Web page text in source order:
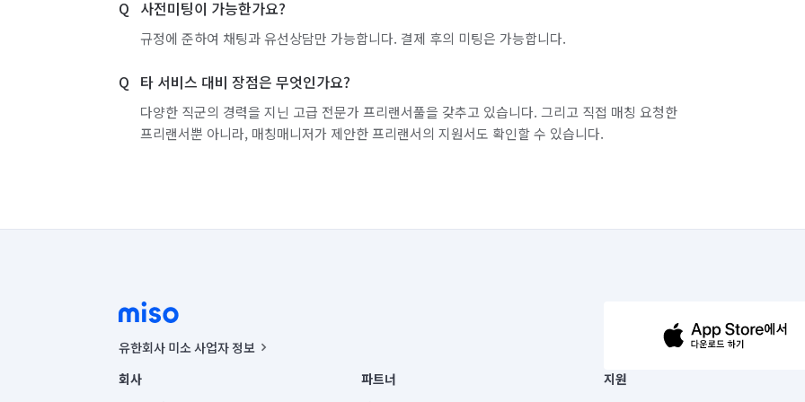
사전미팅이 가능한가요?
규정에 준하여 채팅과 유선상담만 가능합니다. 결제 후의 미팅은 가능합니다.
타 서비스 대비 장점은 무엇인가요?
다양한 직군의 경력을 지닌 고급 전문가 프리랜서풀을 갖추고 있습니다. 그리고 직접 매칭 요청한
프리랜서뿐 아니라, 매칭매니저가 제안한 프리랜서의 지원서도 확인할 수 있습니다.
유한회사 미소 사업자 정보
사업자등록번호 : 291-87-00271 | 인허가번호 : 2016-3220163-14-5-00019 |
통신판매신고번호 : 2024-서울종로-1400(공정거래위원회 정보) |
회사
파트너
지원